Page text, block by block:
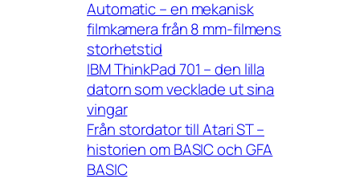
Automatic – en mekanisk
filmkamera från 8 mm-filmens
storhetstid
IBM ThinkPad 701 – den lilla
datorn som vecklade ut sina
vingar
Från stordator till Atari ST –
historien om BASIC och GFA
BASIC